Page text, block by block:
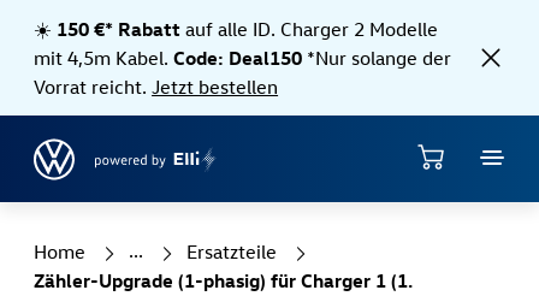
☀️ 150 €* Rabatt auf alle ID. Charger 2 Modelle
mit 4,5m Kabel.Code: Deal150 *Nur solange der
Vorrat reicht. Jetzt bestellen
Home Shop Ersatzteile
Zähler-Upgrade (1-phasig) für Charger 1 (1.